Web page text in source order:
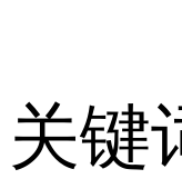
关键